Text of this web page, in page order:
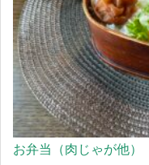
お弁当（肉じゃが他）